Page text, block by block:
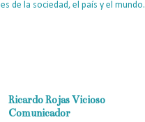
de la sociedad, el país y el mundo.
Ricardo Rojas Vicioso
Comunicador